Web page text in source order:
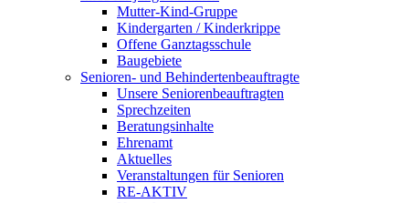
Mutter-Kind-Gruppe
Kindergarten / Kinderkrippe
Offene Ganztagsschule
Baugebiete
Senioren- und Behindertenbeauftragte
Unsere Seniorenbeauftragten
Sprechzeiten
Beratungsinhalte
Ehrenamt
Aktuelles
Veranstaltungen für Senioren
RE-AKTIV